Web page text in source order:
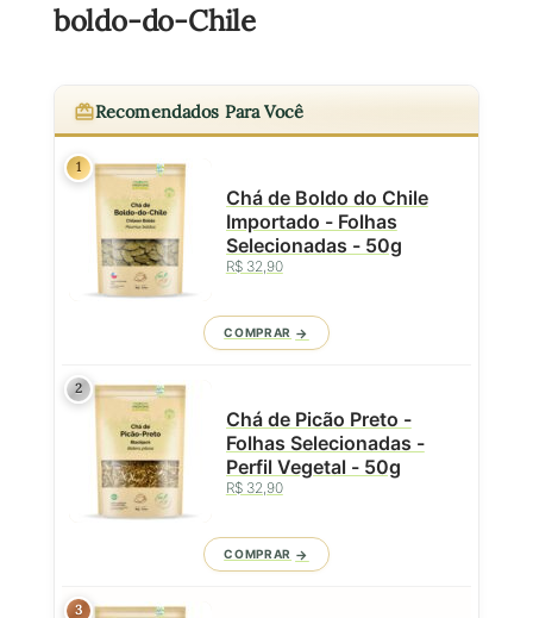
boldo-do-Chile
Recomendados Para Você
1
Chá de Boldo do Chile
Importado - Folhas
Selecionadas - 50g
R$ 32,90
COMPRAR
2
Chá de Picão Preto -
Folhas Selecionadas -
Perfil Vegetal - 50g
R$ 32,90
COMPRAR
3